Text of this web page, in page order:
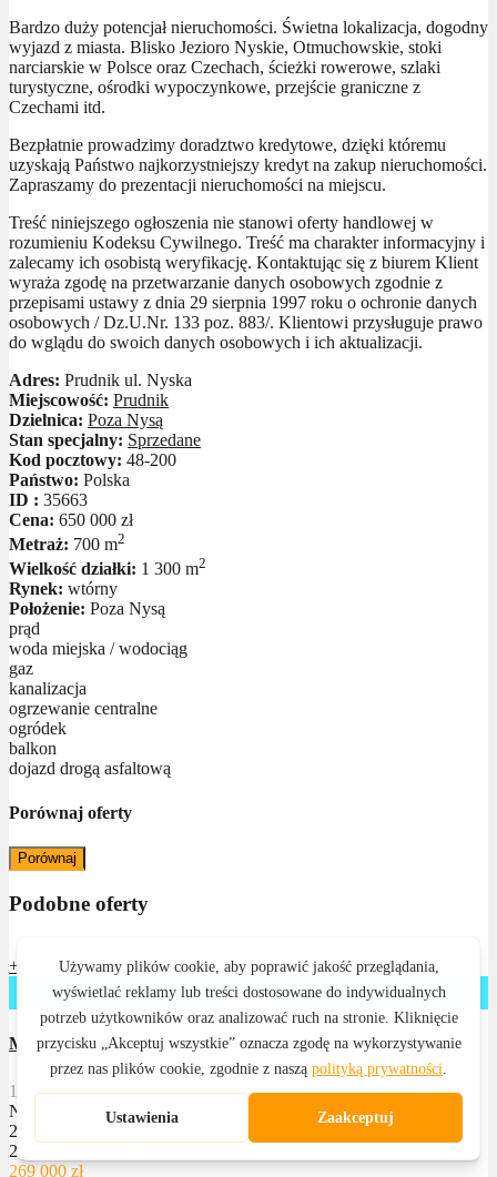
Bardzo duży potencjał nieruchomości. Świetna lokalizacja, dogodny
wyjazd z miasta. Blisko Jezioro Nyskie, Otmuchowskie, stoki
narciarskie w Polsce oraz Czechach, ścieżki rowerowe, szlaki
turystyczne, ośrodki wypoczynkowe, przejście graniczne z
Czechami itd.
Bezpłatnie prowadzimy doradztwo kredytowe, dzięki któremu
uzyskają Państwo najkorzystniejszy kredyt na zakup nieruchomości.
Zapraszamy do prezentacji nieruchomości na miejscu.
Treść niniejszego ogłoszenia nie stanowi oferty handlowej w
rozumieniu Kodeksu Cywilnego. Treść ma charakter informacyjny i
zalecamy ich osobistą weryfikację. Kontaktując się z biurem Klient
wyraża zgodę na przetwarzanie danych osobowych zgodnie z
przepisami ustawy z dnia 29 sierpnia 1997 roku o ochronie danych
osobowych / Dz.U.Nr. 133 poz. 883/. Klientowi przysługuje prawo
do wglądu do swoich danych osobowych i ich aktualizacji.
Adres: Prudnik ul. Nyska
Miejscowość: Prudnik
Dzielnica: Poza Nysą
Stan specjalny: Sprzedane
Kod pocztowy: 48-200
Państwo: Polska
ID : 35663
Cena: 650 000 zł
Metraż: 700 m2
Wielkość działki: 1 300 m2
Rynek: wtórny
Położenie: Poza Nysą
prąd
woda miejska / wodociąg
gaz
kanalizacja
ogrzewanie centralne
ogródek
balkon
dojazd drogą asfaltową
Porównaj oferty
Porównaj
Podobne oferty
+
sprzedane
Mieszkanie na sprzedaż, Prudnik Arki Bożka
1 48 m
Numer oferty: 58366
2 pokoje, I piętro, 48,60m2, balkon
2 pokoje, I piętro, 48,60m2, balkon
269 000 zł